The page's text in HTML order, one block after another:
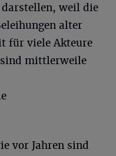
weil die
alter
für viele Akteure
mittlerweile
vor Jahren sind